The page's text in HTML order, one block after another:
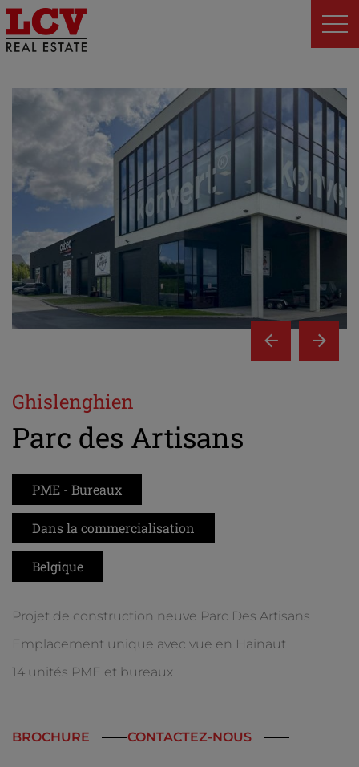
Ghislenghien
Parc des Artisans
PME - Bureaux
Dans la commercialisation
Belgique
Projet de construction neuve Parc Des Artisans
Emplacement unique avec vue en Hainaut
14 unités PME et bureaux
BROCHURE CONTACTEZ-NOUS